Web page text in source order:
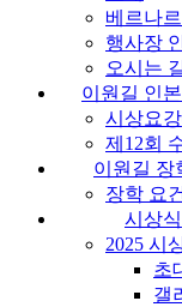
베르나
행사장
오시는
이원길 인
시상요
제12회
이원길 장
장학 요건
시상식
2025 시
초
갤